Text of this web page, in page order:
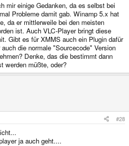
mir einige Gedanken, da es selbst bei
Probleme damit gab. Winamp 5.x hat
da er mittlerweile bei den meisten
ist. Auch VLC-Player bringt diese
Gibt es für XMMS auch ein Plugin dafür
die normale "Sourcecode" Version
Denke, das die bestimmt dann
werden müßte, oder?
#28
ja auch geht....